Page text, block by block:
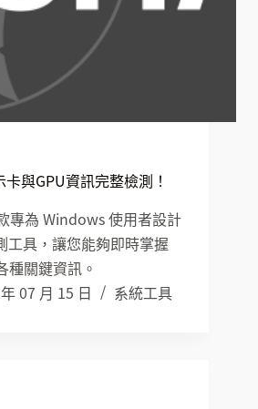
與GPU資訊完整檢測！
專為 Windows 使用者設計
工具，讓您能夠即時掌握
種關鍵資訊。
07 月 15 日 系統工具